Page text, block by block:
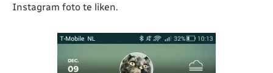
Instagram foto te liken.